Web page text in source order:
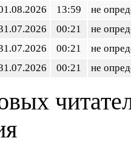
13:59
не
00:21
не
00:21
не
00:21 не